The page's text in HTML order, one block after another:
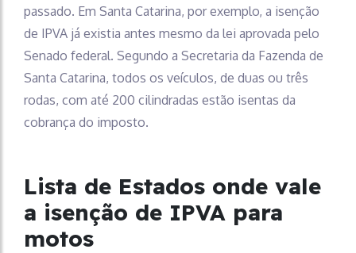
passado. Em Santa Catarina, por exemplo, a isenção
de IPVA já existia antes mesmo da lei aprovada pelo
Senado federal. Segundo a Secretaria da Fazenda de
Santa Catarina, todos os veículos, de duas ou três
rodas, com até 200 cilindradas estão isentas da
cobrança do imposto.
Lista de Estados onde vale
a isenção de IPVA para
motos